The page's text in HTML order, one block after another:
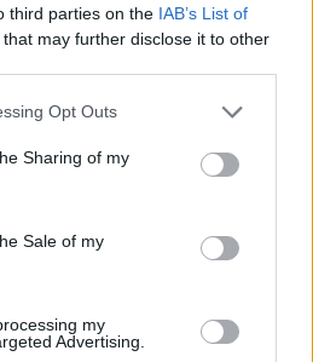
third parties on the IAB’s List of
that may further disclose it to other
app uses one or more Google
behaviour. You may click to
and its third-party tags to
purposes in below Google
Opt Outs
Sharing of my
Sale of my
my
Advertising.
στην Κρήτη:
πόσο να πληρώσει για
σε αυλή επιχείρησης
ταχύτητα που οδήγησε
απέσπασε την προσοχή
πραγματογνώμονας